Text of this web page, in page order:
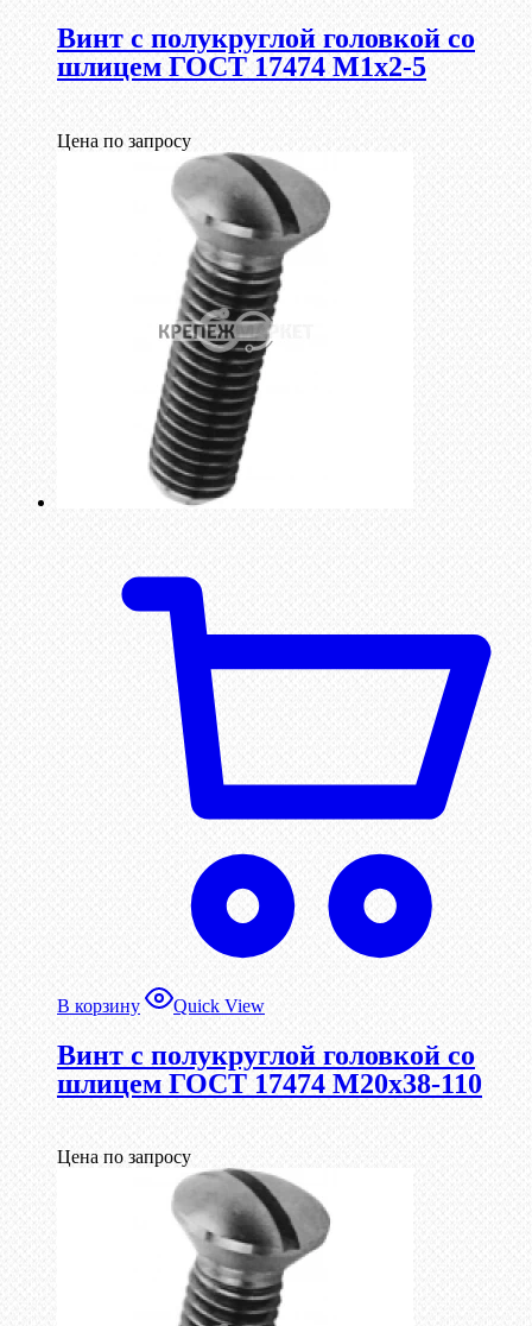
Винт с полукруглой головкой со
шлицем ГОСТ 17474 М1х2-5
Цена по запросу
В корзину Quick View
Винт с полукруглой головкой со
шлицем ГОСТ 17474 М20х38-110
Цена по запросу